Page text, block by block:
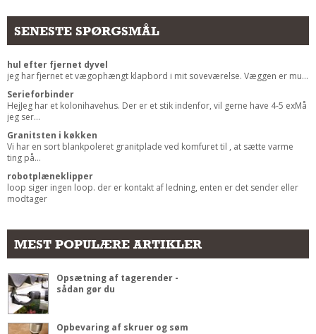
SENESTE SPØRGSMÅL
hul efter fjernet dyvel
jeg har fjernet et vægophængt klapbord i mit soveværelse. Væggen er mu...
Serieforbinder
HejJeg har et kolonihavehus. Der er et stik indenfor, vil gerne have 4-5 exMå
jeg ser...
Granitsten i køkken
Vi har en sort blankpoleret granitplade ved komfuret til , at sætte varme
ting på...
robotplæneklipper
loop siger ingen loop. der er kontakt af ledning, enten er det sender eller
modtager
MEST POPULÆRE ARTIKLER
Opsætning af tagerender -
sådan gør du
Opbevaring af skruer og søm